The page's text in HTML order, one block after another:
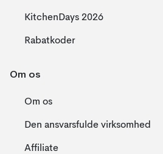
KitchenDays 2026
Rabatkoder
Om os
Om os
Den ansvarsfulde virksomhed
Affiliate